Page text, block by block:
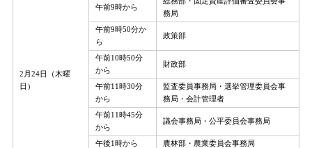
2月24日（木曜
日）
午前9時から
務局
午前9時50分か
ら
政策部
午前10時50分
から
財政部
午前11時30分
から
監査委員事務局・選挙管理委員会事
務局・会計管理者
午前11時45分
から
議会事務局・公平委員会事務局
午後1時から 農林部・農業委員会事務局